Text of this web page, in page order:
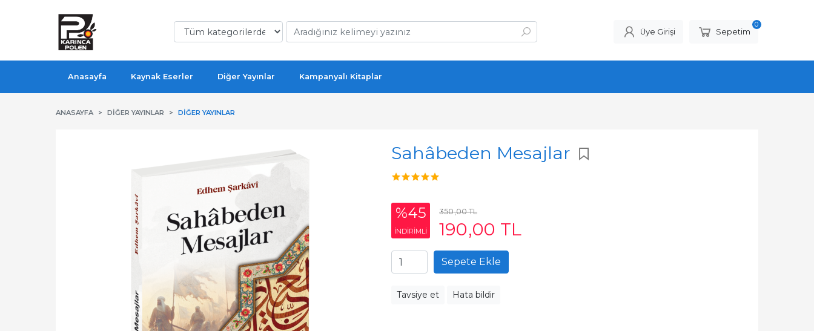
Üye Girişi Sepetim
0
Anasayfa Kaynak Eserler Diğer Yayınlar Kampanyalı Kitaplar
ANASAYFA DIĞER YAYINLAR DIĞER YAYINLAR
Sahâbeden Mesajlar
%45
INDIRIMLI
350,00TL
190,00 TL
Sepete Ekle
Tavsiye et Hata bildir